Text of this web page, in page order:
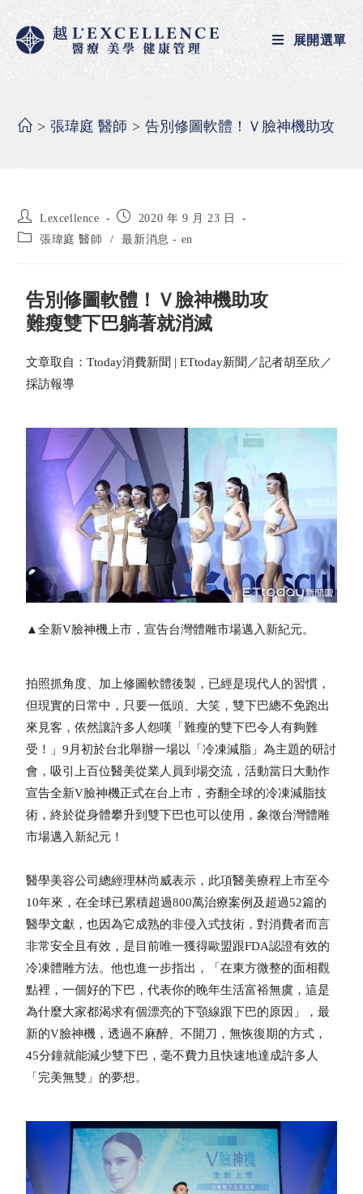
展開選單
> 張瑋庭 醫師 > 告別修圖軟體！Ｖ臉神機助攻
Lexcellence
2020 年 9 月 23 日
張瑋庭 醫師
/ 最新消息 - en
告別修圖軟體！Ｖ臉神機助攻
難瘦雙下巴躺著就消滅
文章取自：Ttoday消費新聞 | ETtoday新聞／記者胡至欣／
採訪報導
▲全新V臉神機上市，宣告台灣體雕市場邁入新紀元。
拍照抓角度、加上修圖軟體後製，已經是現代人的習慣，
但現實的日常中，只要一低頭、大笑，雙下巴總不免跑出
來見客，依然讓許多人怨嘆「難瘦的雙下巴令人有夠難
受！」9月初於台北舉辦一場以「冷凍減脂」為主題的研討
會，吸引上百位醫美從業人員到場交流，活動當日大動作
宣告全新V臉神機正式在台上市，夯翻全球的冷凍減脂技
術，終於從身體攀升到雙下巴也可以使用，象徵台灣體雕
市場邁入新紀元！
醫學美容公司總經理林尚威表示，此項醫美療程上市至今
10年來，在全球已累積超過800萬治療案例及超過52篇的
醫學文獻，也因為它成熟的非侵入式技術，對消費者而言
非常安全且有效，是目前唯一獲得歐盟跟FDA認證有效的
冷凍體雕方法。他也進一步指出，「在東方微整的面相觀
點裡，一個好的下巴，代表你的晚年生活富裕無虞，這是
為什麼大家都渴求有個漂亮的下顎線跟下巴的原因」，最
新的V臉神機，透過不麻醉、不開刀，無恢復期的方式，
45分鐘就能減少雙下巴，毫不費力且快速地達成許多人
「完美無雙」的夢想。